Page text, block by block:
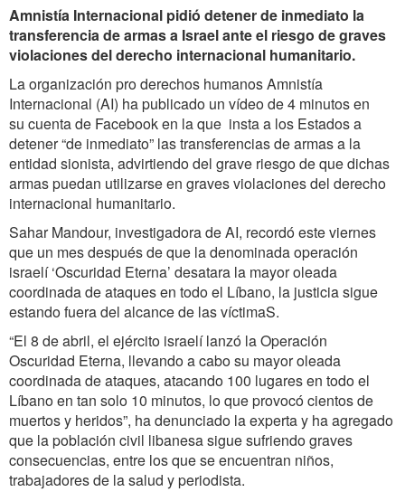
Amnistía Internacional pidió detener de inmediato la
transferencia de armas a Israel ante el riesgo de graves
violaciones del derecho internacional humanitario.
La organización pro derechos humanos Amnistía
Internacional (AI) ha publicado un vídeo de 4 minutos en
su cuenta de Facebook en la que insta a los Estados a
detener“de inmediato” las transferencias de armas a la
entidad sionista, advirtiendo del grave riesgo de que dichas
armas puedan utilizarse en graves violaciones del derecho
internacional humanitario.
Sahar Mandour, investigadora de AI, recordó este viernes
que un mes después de que la denominada operación
israelí ‘Oscuridad Eterna’ desatara la mayor oleada
coordinada de ataques en todo el Líbano, la justicia sigue
estando fuera del alcance de las víctimaS.
“El 8 de abril, el ejército israelí lanzó la Operación
Oscuridad Eterna, llevando a cabo su mayor oleada
coordinada de ataques, atacando 100 lugares en todo el
Líbano en tan solo 10 minutos, lo que provocó cientos de
muertos y heridos”, ha denunciado la experta y ha agregado
que la población civil libanesa sigue sufriendo graves
consecuencias, entre los que se encuentran niños,
trabajadores de la salud y periodista.